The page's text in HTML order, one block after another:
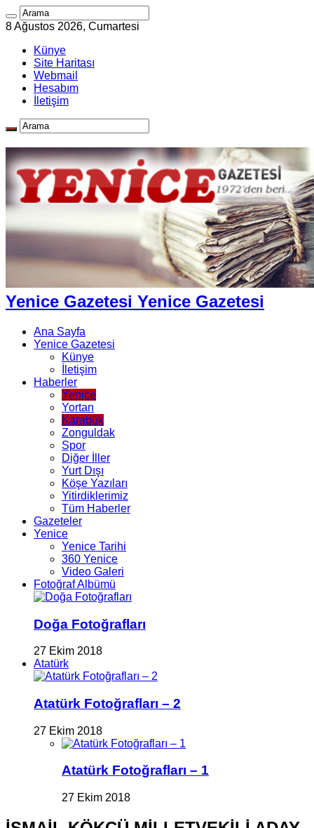
8 Ağustos 2026, Cumartesi
Künye
Site Haritası
Webmail
Hesabım
İletişim
Yenice Gazetesi Yenice Gazetesi
Ana Sayfa
Yenice Gazetesi
Künye
İletişim
Haberler
Yenice
Yortan
Karabük
Zonguldak
Spor
Diğer İller
Yurt Dışı
Köşe Yazıları
Yitirdiklerimiz
Tüm Haberler
Gazeteler
Yenice
Yenice Tarihi
360 Yenice
Video Galeri
Fotoğraf Albümü
Doğa Fotoğrafları
27 Ekim 2018
Atatürk
Atatürk Fotoğrafları – 2
27 Ekim 2018
Atatürk Fotoğrafları – 1
27 Ekim 2018